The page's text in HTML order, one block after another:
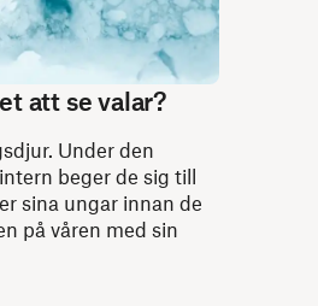
att se valar?
Under den
beger de sig till
sina ungar innan de
på våren med sin